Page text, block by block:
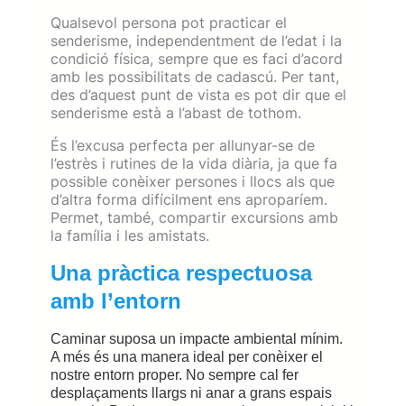
Qualsevol persona pot practicar el
senderisme, independentment de l’edat i la
condició física, sempre que es faci d’acord
amb les possibilitats de cadascú. Per tant,
des d’aquest punt de vista es pot dir que el
senderisme està a l’abast de tothom.
És l’excusa perfecta per allunyar-se de
l’estrès i rutines de la vida diària, ja que fa
possible conèixer persones i llocs als que
d’altra forma difícilment ens aproparíem.
Permet, també, compartir excursions amb
la família i les amistats.
Una pràctica respectuosa
amb l’entorn
Caminar suposa un impacte ambiental mínim.
A més és una manera ideal per conèixer el
nostre entorn proper. No sempre cal fer
desplaçaments llargs ni anar a grans espais